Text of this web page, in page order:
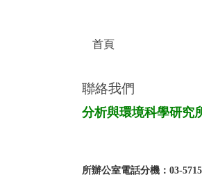
首頁
聯絡我們
分析與環境科學研究
所辦公室電話分機：03-